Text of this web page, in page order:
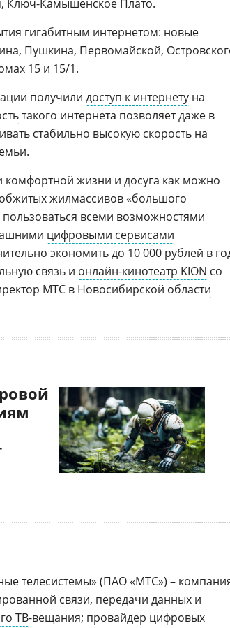
Ключ-Камышенское Плато.
гигабитным интернетом: новые
Пушкина, Первомайской,
15 и 15/1.
получили доступ к интернету на
такого интернета позволяет даже в
стабильно высокую скорость на
жизни и досуга как можно
жилмассивов «большого
всеми возможностями
цифровыми сервисами
экономить до 10 000 рублей в
связь и онлайн-кинотеатр KION со
МТС в Новосибирской области
телесистемы» (ПАО «МТС») –
связи, передачи данных и
ТВ-вещания; провайдер цифровых